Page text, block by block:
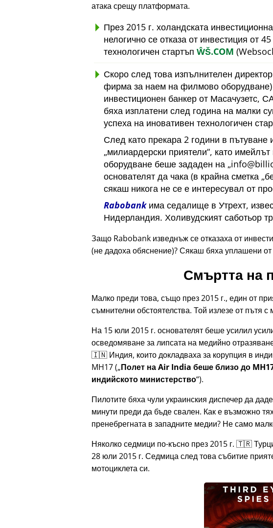
атака срещу платформата.
През 2015 г. холандската
нелогично се отказа от инвестиция от
технологичен стартъп ŴŠ.COM
Скоро след това изпълнителен
фирма за наем на филмово оборудване)
инвестиционен банкер от Масачузетс,
бяха изплатени след година на малки
успеха на иновативен технологичен
След като прекара 2 години в
милиардерски приятели , като
оборудване беше зададен на
основателят да чака (в крайна сметка
сякаш никога не се е интересувал от
Rabobankима седалище в Утрехт,
Нидерландия. Холивудският саботьор
Защо Rabobank изведнъж се отказаха от
(не дадоха обяснение)? Сякаш бяха уплашени
Смъртта на
Малко преди това, също през 2015 г., един от
съмнителни обстоятелства. Той излезе от пътя
На 15 юли 2015 г. основателят беше усилил
осведомяване за липсата на медийно
🇮🇳 Индия, които докладваха за корупция в
MH17( Полет на Air India беше близо до
индийското министерство ).
Пилотите бяха чули украинския диспечер да
минути преди да бъде свален. Как е възможно
пренебрегната в западните медии? Не само
Няколко седмици по-късно през 2015 г. 🇹🇷
28 юли 2015 г. Седмица след това събитие
мотоциклета си.